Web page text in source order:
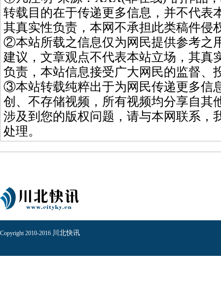
转载目的在于传递更多信息，并不代表
其真实性负责，本网不承担此类稿件侵
②本站所载之信息仅为网民提供参考之
建议，文章观点不代表本站立场，其真
负责，本站信息接受广大网民的监督、
③本站转载纯粹出于为网民传递更多信
创、不存储视频，所有视频均分享自其
涉及到您的版权问题，请与本网联系，
处理。
Copyright 2010-2016 川北快讯